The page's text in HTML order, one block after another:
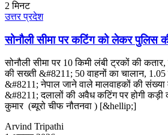
2 मिनट
उत्तर प्रदेश
सोनौली सीमा पर कटिंग को लेकर पुलिस की
सोनौली सीमा पर 10 किमी लंबी ट्रकों की
की सख्ती &#8211; 50 वाहनों का चालान, 1.05
&#8211; नेपाल जाने वाले मालवाहकों की संख्या
&#8211; दलालों की अवैध कटिंग पर होगी कड़ी
कुमार (ब्यूरो चीफ नौतनवा ) [&hellip;]
Arvind Tripathi